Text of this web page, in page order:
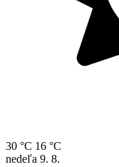
30 °C 16 °C
nedeľa 9. 8.